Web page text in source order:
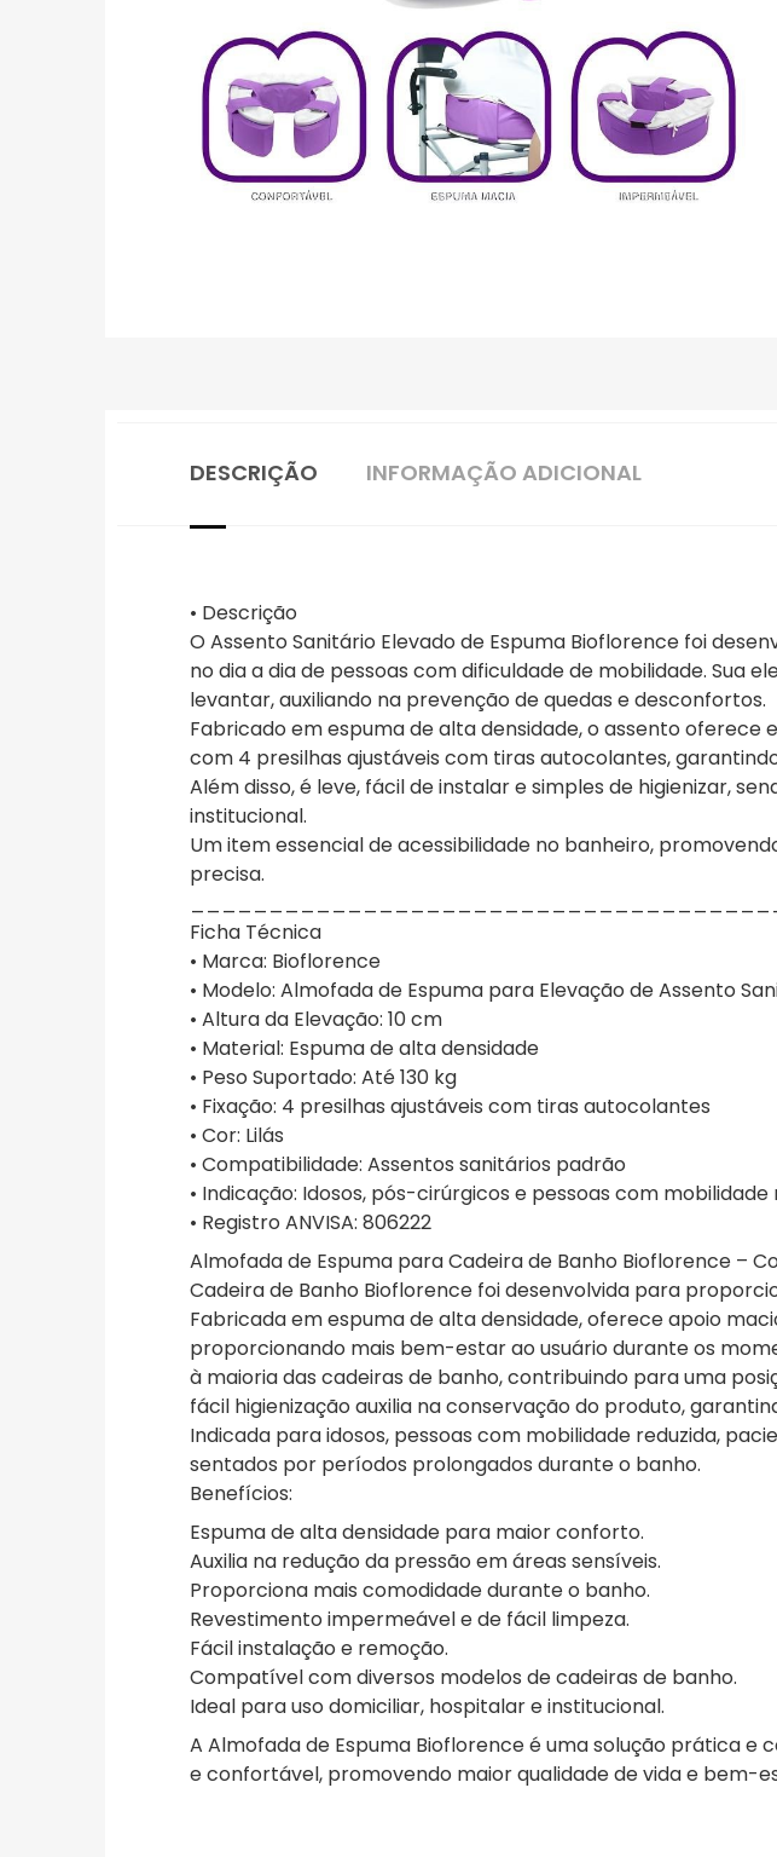
DESCRIÇÃO INFORMAÇÃO ADICIONAL
• Descrição
O Assento Sanitário Elevado de Espuma Bioflorence foi
no dia a dia de pessoas com dificuldade de mobilidade. Sua
levantar, auxiliando na prevenção de quedas e desconfortos.
Fabricado em espuma de alta densidade, o assento
com 4 presilhas ajustáveis com tiras autocolantes,
Além disso, é leve, fácil de instalar e simples de higienizar,
institucional.
Um item essencial de acessibilidade no banheiro,
precisa.
Ficha Técnica
• Marca: Bioflorence
• Modelo: Almofada de Espuma para Elevação de Assento
• Altura da Elevação: 10 cm
• Material: Espuma de alta densidade
• Peso Suportado: Até 130 kg
• Fixação: 4 presilhas ajustáveis com tiras autocolantes
• Cor: Lilás
• Compatibilidade: Assentos sanitários padrão
• Indicação: Idosos, pós-cirúrgicos e pessoas com mobilidade
• Registro ANVISA: 806222
Almofada de Espuma para Cadeira de Banho Bioflorence –
Cadeira de Banho Bioflorence foi desenvolvida para
Fabricada em espuma de alta densidade, oferece apoio
proporcionando mais bem-estar ao usuário durante os
à maioria das cadeiras de banho, contribuindo para uma
fácil higienização auxilia na conservação do produto,
Indicada para idosos, pessoas com mobilidade reduzida,
sentados por períodos prolongados durante o banho.
Benefícios:
Espuma de alta densidade para maior conforto.
Auxilia na redução da pressão em áreas sensíveis.
Proporciona mais comodidade durante o banho.
Revestimento impermeável e de fácil limpeza.
Fácil instalação e remoção.
Compatível com diversos modelos de cadeiras de banho.
Ideal para uso domiciliar, hospitalar e institucional.
A Almofada de Espuma Bioflorence é uma solução prática
e confortável, promovendo maior qualidade de vida e bem-